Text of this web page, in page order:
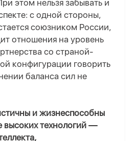
этом нельзя забывать и
с одной стороны,
союзником России,
отношения на уровень
со страной-
конфигурации говорить
баланса сил не
и жизнеспособны
высоких технологий —